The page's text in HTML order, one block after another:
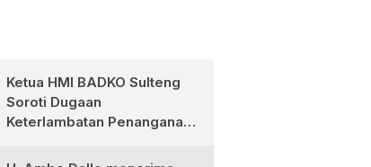
Ketua HMI BADKO Sulteng
Soroti Dugaan
Keterlambatan Penanganan
RSUD Morowali Utara